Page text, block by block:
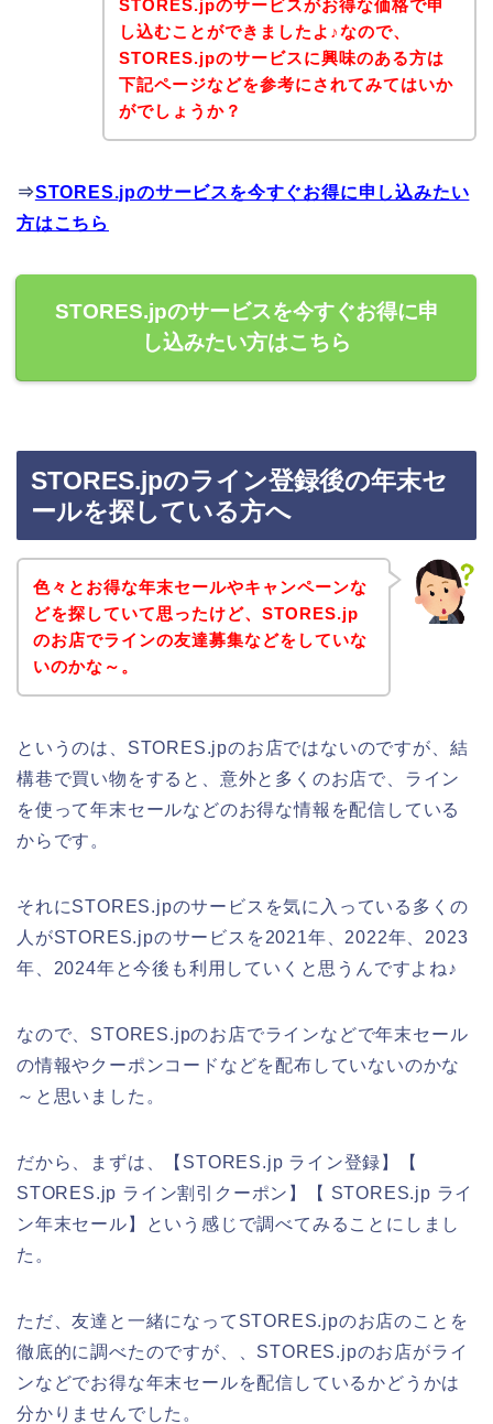
STORES.jpのサービスがお得な価格で申
し込むことができましたよ♪なので、
STORES.jpのサービスに興味のある方は
下記ページなどを参考にされてみてはいか
がでしょうか？
⇒STORES.jpのサービスを今すぐお得に申し込みたい
方はこちら
STORES.jpのサービスを今すぐお得に申
し込みたい方はこちら
STORES.jpのライン登録後の年末セ
ールを探している方へ
色々とお得な年末セールやキャンペーンな
どを探していて思ったけど、STORES.jp
のお店でラインの友達募集などをしていな
いのかな～。
というのは、STORES.jpのお店ではないのですが、結
構巷で買い物をすると、意外と多くのお店で、ライン
を使って年末セールなどのお得な情報を配信している
からです。
それにSTORES.jpのサービスを気に入っている多くの
人がSTORES.jpのサービスを2021年、2022年、2023
年、2024年と今後も利用していくと思うんですよね♪
なので、STORES.jpのお店でラインなどで年末セール
の情報やクーポンコードなどを配布していないのかな
～と思いました。
だから、まずは、【STORES.jp ライン登録】【
STORES.jp ライン割引クーポン】【 STORES.jp ライ
ン年末セール】という感じで調べてみることにしまし
た。
ただ、友達と一緒になってSTORES.jpのお店のことを
徹底的に調べたのですが、、STORES.jpのお店がライ
ンなどでお得な年末セールを配信しているかどうかは
分かりませんでした。